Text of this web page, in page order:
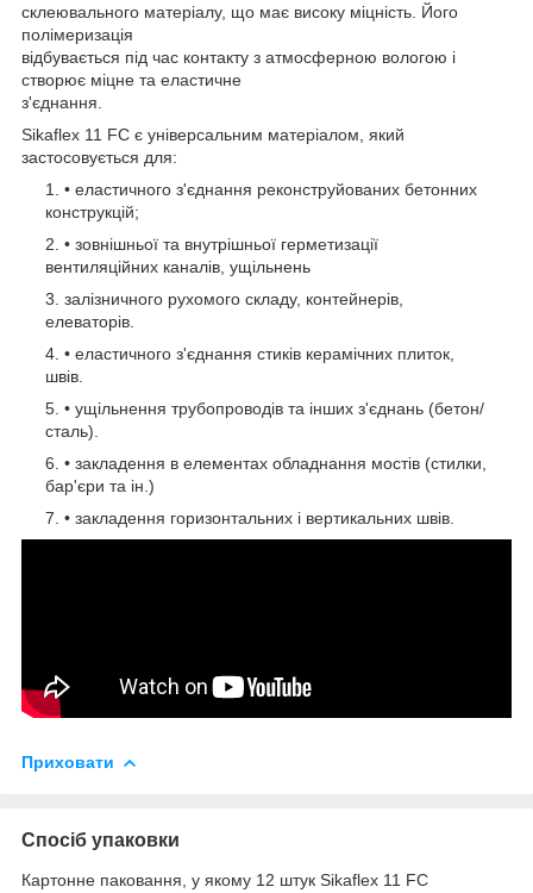
склеювального матеріалу, що має високу міцність. Його
полімеризація
відбувається під час контакту з атмосферною вологою і
створює міцне та еластичне
з'єднання.
Sikaflex 11 FC є універсальним матеріалом, який
застосовується для:
• еластичного з'єднання реконструйованих бетонних
конструкцій;
• зовнішньої та внутрішньої герметизації
вентиляційних каналів, ущільнень
залізничного рухомого складу, контейнерів,
елеваторів.
• еластичного з'єднання стиків керамічних плиток,
швів.
• ущільнення трубопроводів та інших з'єднань (бетон/
сталь).
• закладення в елементах обладнання мостів (стилки,
бар'єри та ін.)
• закладення горизонтальних і вертикальних швів.
Приховати
Спосіб упаковки
Картонне паковання, у якому 12 штук Sikaflex 11 FC